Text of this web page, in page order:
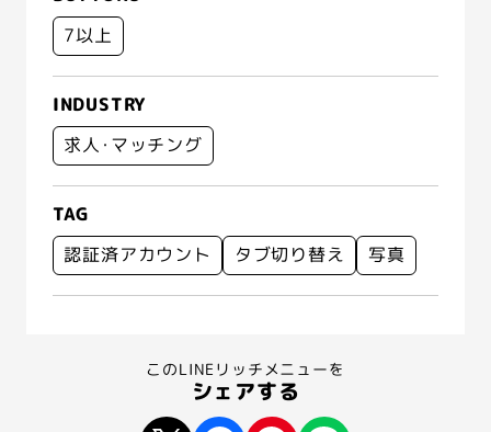
7以上
INDUSTRY
求人･マッチング
TAG
認証済アカウント
タブ切り替え 写真
このLINEリッチメニューを
シェアする